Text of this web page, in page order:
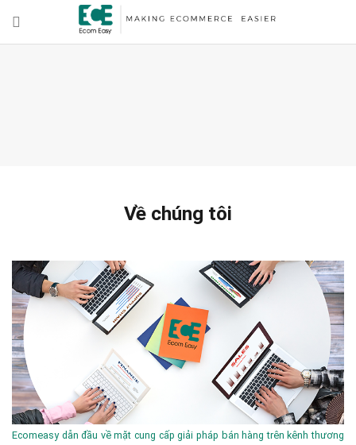
Về chúng tôi
Ecomeasy dẫn đầu về mặt cung cấp giải pháp bán hàng trên kênh thương